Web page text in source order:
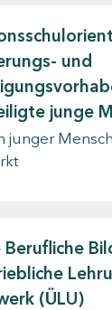
und
junge
junger
Berufliche
(ÜLU)